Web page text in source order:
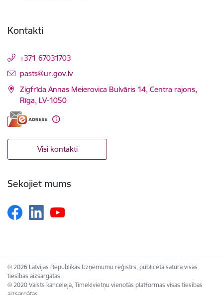
Kontakti
+371 67031703
E-pasts:
pasts@ur.gov.lv
Zigfrīda Annas Meierovica Bulvāris 14, Centra rajons,
Rīga, LV-1050
Visi kontakti
Sekojiet mums
© 2026 Latvijas Republikas Uzņēmumu reģistrs, publicētā satura visas
tiesības aizsargātas.
© 2020 Valsts kanceleja, Tīmekļvietņu vienotās platformas visas tiesības